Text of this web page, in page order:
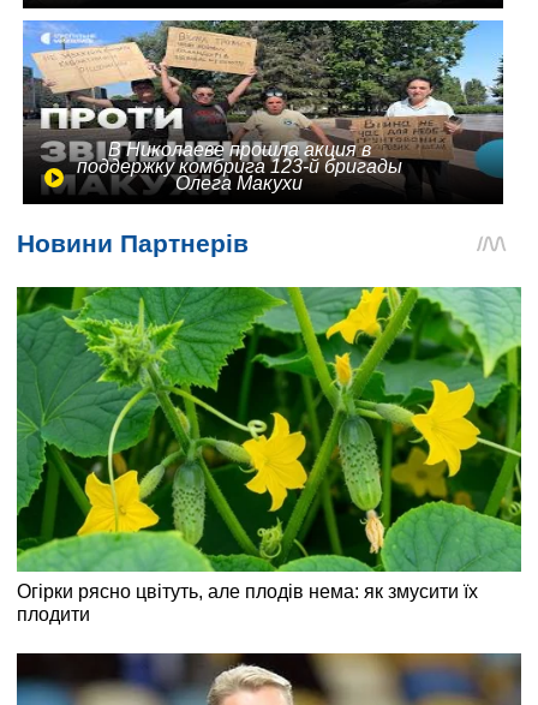
В Николаеве прошла акция в
поддержку комбрига 123-й бригады
Олега Макухи